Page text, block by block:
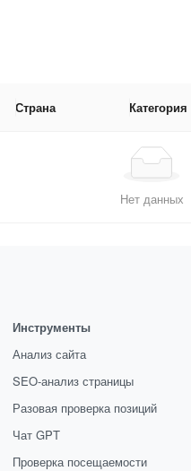
Страна Категория
Нет данных
Инструменты
Анализ сайта
SEO-анализ страницы
Разовая проверка позиций
Чат GPT
Проверка посещаемости